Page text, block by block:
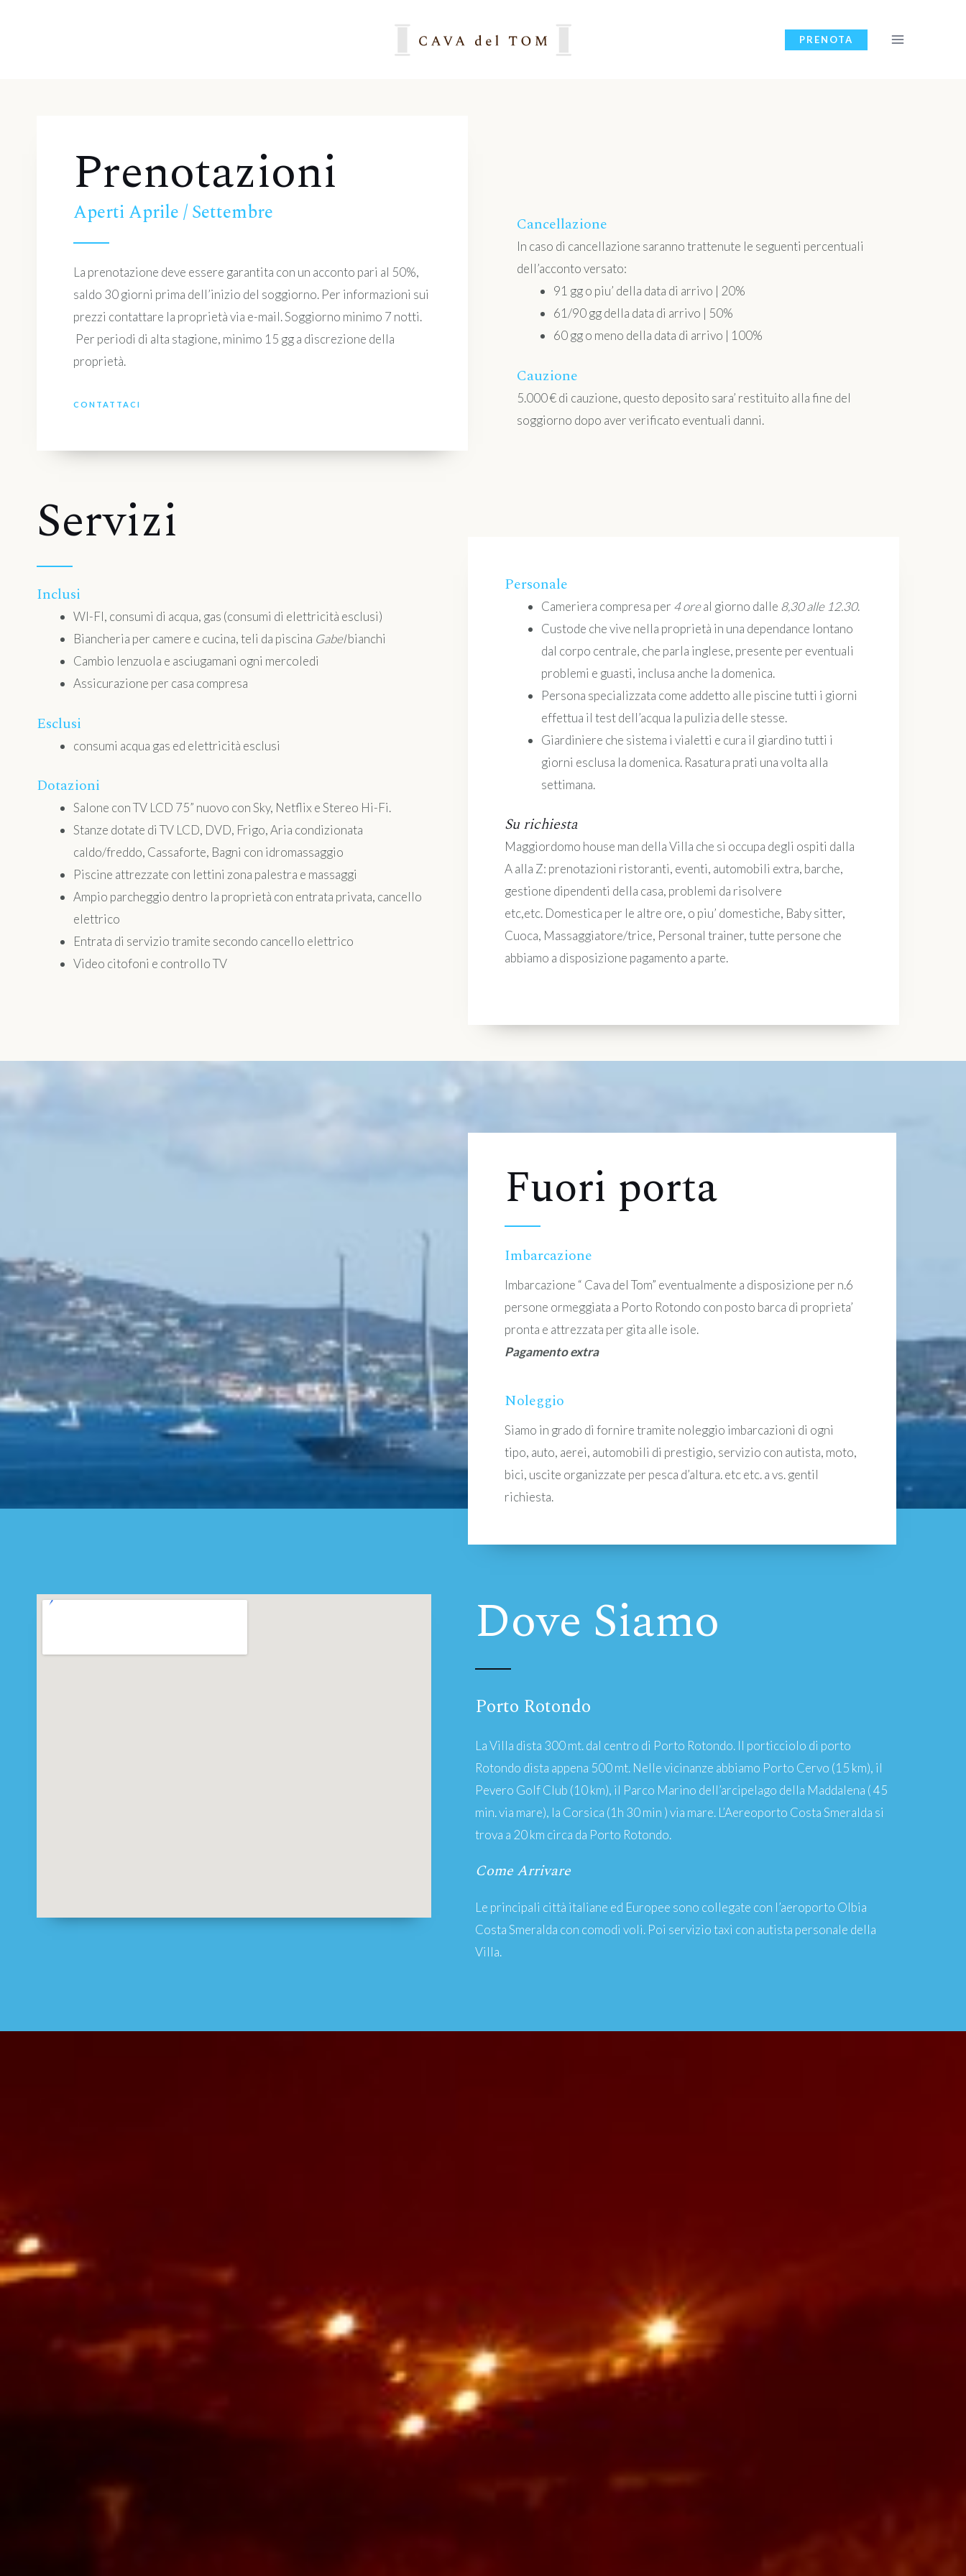
PRENOTA
Prenotazioni
Aperti Aprile / Settembre
La prenotazione deve essere garantita con un acconto pari al 50%,
saldo 30 giorni prima dell’inizio del soggiorno. Per informazioni sui
prezzi contattare la proprietà via e-mail. Soggiorno minimo 7 notti.
Per periodi di alta stagione, minimo 15 gg a discrezione della
proprietà.
CONTATTACI
Cancellazione
In caso di cancellazione saranno trattenute le seguenti percentuali
dell’acconto versato:
91 gg o piu’ della data di arrivo | 20%
61/90 gg della data di arrivo | 50%
60 gg o meno della data di arrivo | 100%
Cauzione
5.000 € di cauzione, questo deposito sara’ restituito alla fine del
soggiorno dopo aver verificato eventuali danni.
Servizi
Inclusi
WI-FI, consumi di acqua, gas (consumi di elettricità esclusi)
Biancheria per camere e cucina, teli da piscina Gabelbianchi
Cambio lenzuola e asciugamani ogni mercoledi
Assicurazione per casa compresa
Esclusi
consumi acqua gas ed elettricità esclusi
Dotazioni
Salone con TV LCD 75” nuovo con Sky, Netflix e Stereo Hi-Fi.
Stanze dotate di TV LCD, DVD, Frigo, Aria condizionata
caldo/freddo, Cassaforte, Bagni con idromassaggio
Piscine attrezzate con lettini zona palestra e massaggi
Ampio parcheggio dentro la proprietà con entrata privata, cancello
elettrico
Entrata di servizio tramite secondo cancello elettrico
Video citofoni e controllo TV
Personale
Cameriera compresa per 4 oreal giorno dalle 8,30 alle 12.30.
Custode che vive nella proprietà in una dependance lontano
dal corpo centrale, che parla inglese, presente per eventuali
problemi e guasti, inclusa anche la domenica.
Persona specializzata come addetto alle piscine tutti i giorni
effettua il test dell’acqua la pulizia delle stesse.
Giardiniere che sistema i vialetti e cura il giardino tutti i
giorni esclusa la domenica. Rasatura prati una volta alla
settimana.
Su richiesta
Maggiordomo house man della Villa che si occupa degli ospiti dalla
A alla Z: prenotazioni ristoranti, eventi, automobili extra, barche,
gestione dipendenti della casa, problemi da risolvere
etc,etc. Domestica per le altre ore, o piu’ domestiche, Baby sitter,
Cuoca, Massaggiatore/trice, Personal trainer, tutte persone che
abbiamo a disposizione pagamento a parte.
Fuori porta
Imbarcazione
Imbarcazione “ Cava del Tom” eventualmente a disposizione per n.6
persone ormeggiata a Porto Rotondo con posto barca di proprieta’
pronta e attrezzata per gita alle isole.
Pagamento extra
Noleggio
Siamo in grado di fornire tramite noleggio imbarcazioni di ogni
tipo, auto, aerei, automobili di prestigio, servizio con autista, moto,
bici, uscite organizzate per pesca d’altura. etc etc. a vs. gentil
richiesta.
Dove Siamo
Porto Rotondo
La Villa dista 300 mt. dal centro di Porto Rotondo. Il porticciolo di porto
Rotondo dista appena 500 mt. Nelle vicinanze abbiamo Porto Cervo (15 km), il
Pevero Golf Club (10 km), il Parco Marino dell’arcipelago della Maddalena ( 45
min. via mare), la Corsica (1h 30 min ) via mare. L’Aereoporto Costa Smeralda si
trova a 20 km circa da Porto Rotondo.
Come Arrivare
Le principali città italiane ed Europee sono collegate con l’aeroporto Olbia
Costa Smeralda con comodi voli. Poi servizio taxi con autista personale della
Villa.